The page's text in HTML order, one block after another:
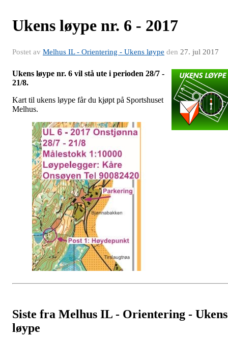
Ukens løype nr. 6 - 2017
Postet av Melhus IL - Orientering - Ukens løype den 27. jul 2017
Ukens løype nr. 6 vil stå ute i perioden 28/7 -
21/8.
Kart til ukens løype får du kjøpt på Sportshuset
Melhus.
Siste fra Melhus IL - Orientering - Ukens
løype